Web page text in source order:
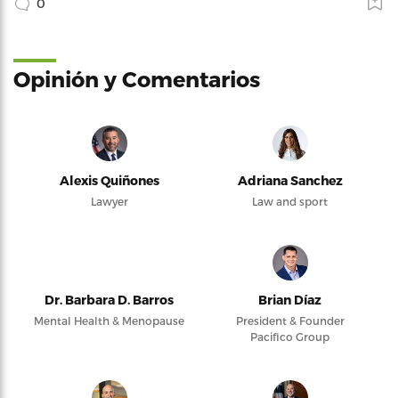
Opinión y Comentarios
Alexis Quiñones
Lawyer
Adriana Sanchez
Law and sport
Dr. Barbara D. Barros
Mental Health & Menopause
Brian Díaz
President & Founder
Pacifico Group